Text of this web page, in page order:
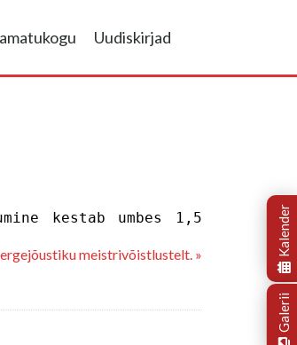
Kalender
Galerii
Uudiskirjad
kestab umbes 1,5
meistrivõistlustelt. »